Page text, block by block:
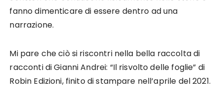
fanno dimenticare di essere dentro ad una
narrazione.
Mi pare che ciò si riscontri nella bella raccolta di
racconti di Gianni Andrei: “Il risvolto delle foglie” di
Robin Edizioni, finito di stampare nell’aprile del 2021.